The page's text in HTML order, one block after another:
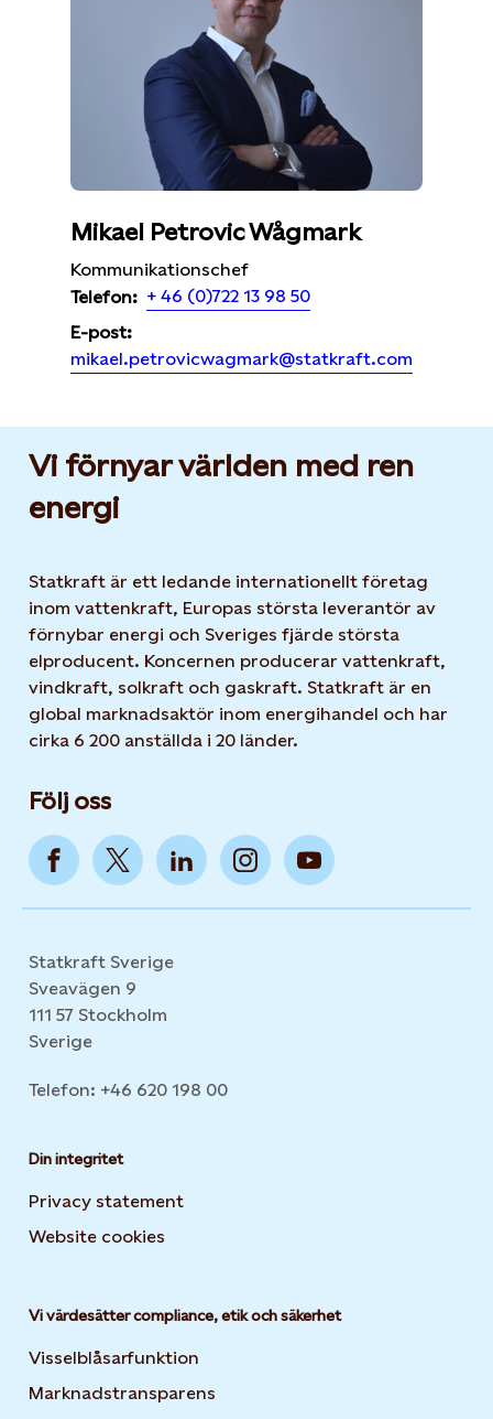
Mikael Petrovic Wågmark
Kommunikationschef
Telefon: + 46 (0)722 13 98 50
E-post:
mikael.petrovicwagmark@statkraft.com
Vi förnyar världen med ren
energi
Statkraft är ett ledande internationellt företag
inom vattenkraft, Europas största leverantör av
förnybar energi och Sveriges fjärde största
elproducent. Koncernen producerar vattenkraft,
vindkraft, solkraft och gaskraft. Statkraft är en
global marknadsaktör inom energihandel och har
cirka 6 200 anställda i 20 länder.
Följ oss
Statkraft Sverige
Sveavägen 9
111 57 Stockholm
Sverige
Telefon: +46 620 198 00
Din integritet
Privacy statement
Website cookies
Vi värdesätter compliance, etik och säkerhet
Visselblåsarfunktion
Marknadstransparens